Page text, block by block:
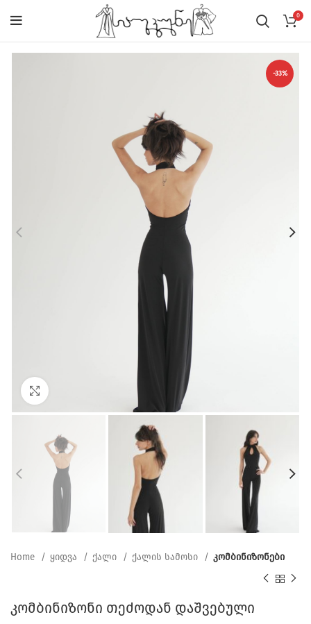
0
-33%
Home ყიდვა ქალი ქალის სამოსი კომბინიზონები
კომბინიზონი თეძოდან დაშვებული